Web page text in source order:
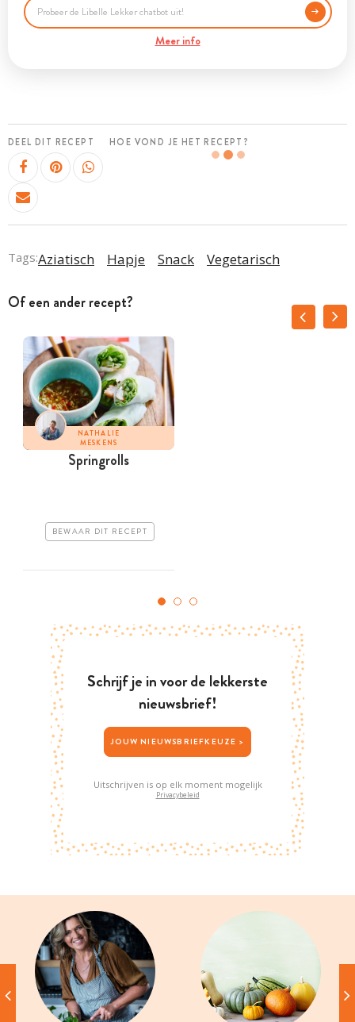
Meer info
DEEL DIT RECEPT HOE VOND JE HET RECEPT?
Tags:Aziatisch Hapje Snack Vegetarisch
Of een ander recept?
NATHALIE
MESKENS
Springrolls
BEWAAR DIT RECEPT
Schrijf je in voor de lekkerste
nieuwsbrief!
JOUW NIEUWSBRIEFKEUZE >
Uitschrijven is op elk moment mogelijk
Privacybeleid